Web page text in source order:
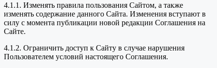
4.1.1. Изменять правила пользования Сайтом, а также
изменять содержание данного Сайта. Изменения вступают в
силу с момента публикации новой редакции Соглашения на
Сайте.
4.1.2. Ограничить доступ к Сайту в случае нарушения
Пользователем условий настоящего Соглашения.